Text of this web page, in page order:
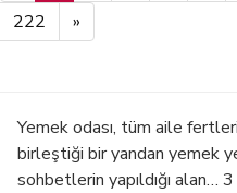
style="text-align:left;">Boyamaya
Uygun Derzler</h3> <ul> <li
style="text-align:left;">İçinde
boşluk ya da çatlak olmayan
derzler</li> </ul>
222
»
Yemek odası, tüm aile
birleştiği bir yandan yemek
sohbetlerin yapıldığı alan…